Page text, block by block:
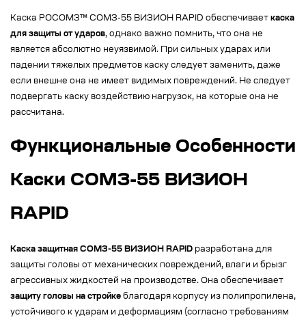
Каска РОСОМЗ™ СОМЗ-55 ВИЗИОН RAPID обеспечивает каска
для защиты от ударов, однако важно помнить, что она не
является абсолютно неуязвимой. При сильных ударах или
падении тяжелых предметов каску следует заменить, даже
если внешне она не имеет видимых повреждений. Не следует
подвергать каску воздействию нагрузок, на которые она не
рассчитана.
Функциональные Особенности
Каски СОМЗ-55 ВИЗИОН
RAPID
Каска защитная СОМЗ-55 ВИЗИОН RAPID разработана для
защиты головы от механических повреждений, влаги и брызг
агрессивных жидкостей на производстве. Она обеспечивает
защиту головы на стройке благодаря корпусу из полипропилена,
устойчивого к ударам и деформациям (согласно требованиям